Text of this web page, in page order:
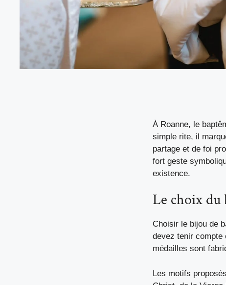
À Roanne, le
simple rite, il
partage et de foi
fort geste
existence.
Le choix du
Choisir le bijou de
devez tenir compte
médailles sont
Les motifs